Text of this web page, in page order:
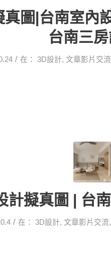
圖|台南室內
台南三
/ 在： 3D設計, 文章影片交流
計擬真圖 | 台
/ 在： 3D設計, 文章影片交流,